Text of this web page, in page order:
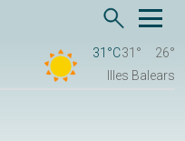
31°C31°
26°
Illes Balears